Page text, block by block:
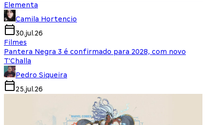
Elementa
Camila Hortencio
30.jul.26
Filmes
Pantera Negra 3 é confirmado para 2028, com novo
T'Challa
Pedro Siqueira
25.jul.26